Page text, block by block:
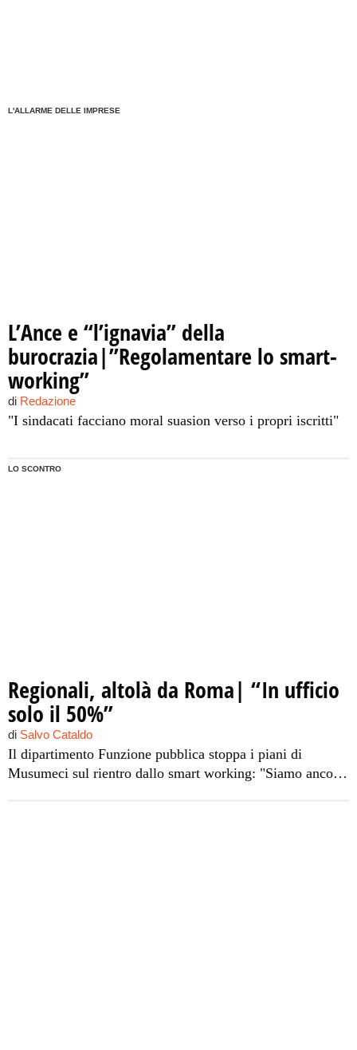
L'ALLARME DELLE IMPRESE
L’Ance e “l’ignavia” della
burocrazia|”Regolamentare lo smart-
working”
di Redazione
"I sindacati facciano moral suasion verso i propri iscritti"
LO SCONTRO
Regionali, altolà da Roma| “In ufficio
solo il 50%”
di Salvo Cataldo
Il dipartimento Funzione pubblica stoppa i piani di
Musumeci sul rientro dallo smart working: "Siamo ancora